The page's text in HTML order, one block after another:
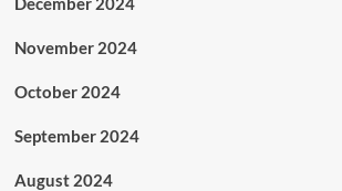
November 2024
October 2024
September 2024
August 2024